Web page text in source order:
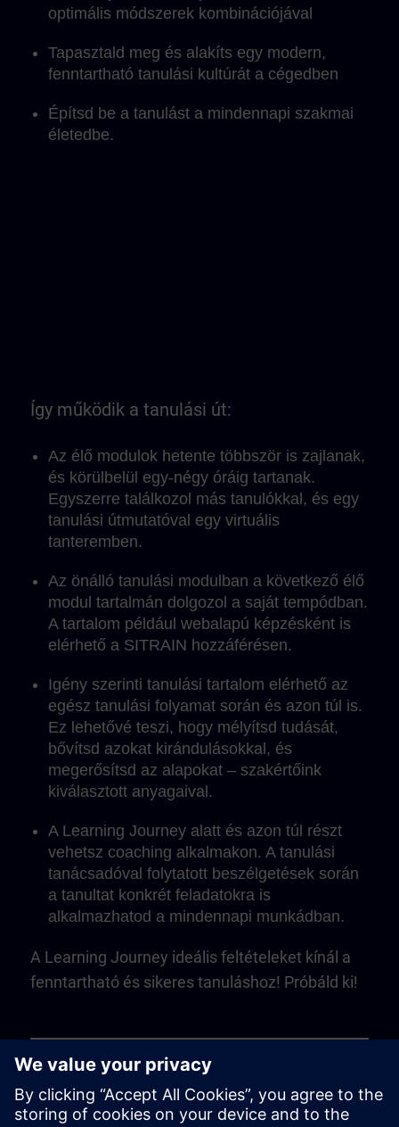
optimális módszerek kombinációjával
Tapasztald meg és alakíts egy modern,
fenntartható tanulási kultúrát a cégedben
Építsd be a tanulást a mindennapi szakmai
életedbe.
Így működik a tanulási út:
Az élő modulok hetente többször is zajlanak,
és körülbelül egy-négy óráig tartanak.
Egyszerre találkozol más tanulókkal, és egy
tanulási útmutatóval egy virtuális
tanteremben.
Az önálló tanulási modulban a következő élő
modul tartalmán dolgozol a saját tempódban.
A tartalom például webalapú képzésként is
elérhető a SITRAIN hozzáférésen.
Igény szerinti tanulási tartalom elérhető az
egész tanulási folyamat során és azon túl is.
Ez lehetővé teszi, hogy mélyítsd tudását,
bővítsd azokat kirándulásokkal, és
megerősítsd az alapokat – szakértőink
kiválasztott anyagaival.
A Learning Journey alatt és azon túl részt
vehetsz coaching alkalmakon. A tanulási
tanácsadóval folytatott beszélgetések során
a tanultat konkrét feladatokra is
alkalmazhatod a mindennapi munkádban.
A Learning Journey ideális feltételeket kínál a
fenntartható és sikeres tanuláshoz! Próbáld ki!